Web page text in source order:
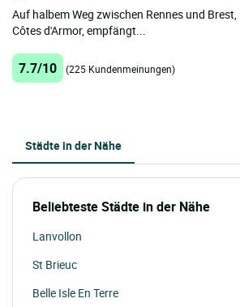
Auf halbem Weg zwischen Rennes und
Côtes d'Armor, empfängt...
7.7/10 (225 Kundenmeinungen)
Städte in der Nähe
Beliebteste Städte in der Nähe
Lanvollon
St Brieuc
Belle Isle En Terre